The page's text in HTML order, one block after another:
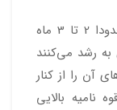
بذر بومادران از خود گیاه تهیه می‌شود. حدودا 2 تا 3 ماه
رشد می‌کنند
آن را از کنار
نامیه بالایی